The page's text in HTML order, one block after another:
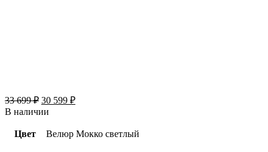
33 699₽ 30 599 ₽
В наличии
Цвет Велюр Мокко светлый